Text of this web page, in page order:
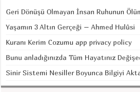
Geri Dönüşü Olmayan İnsan Ruhunun
Yaşamın 3 Altın Gerçeği – Ahmed Hulûsi
Kuranı Kerim Cozumu app privacy policy
Bunu anladığınızda Tüm Hayatınız
Sinir Sistemi Nesiller Boyunca Bilgiyi